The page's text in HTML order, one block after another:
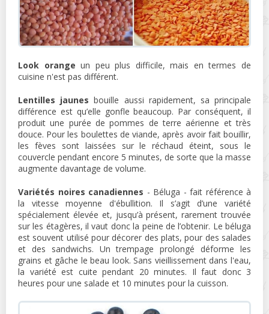
Look orange un peu plus difficile, mais en termes de
cuisine n'est pas différent.
Lentilles jaunes bouille aussi rapidement, sa principale
différence est qu’elle gonfle beaucoup. Par conséquent, il
produit une purée de pommes de terre aérienne et très
douce. Pour les boulettes de viande, après avoir fait bouillir,
les fèves sont laissées sur le réchaud éteint, sous le
couvercle pendant encore 5 minutes, de sorte que la masse
augmente davantage de volume.
Variétés noires canadiennes - Béluga - fait référence à
la vitesse moyenne d'ébullition. Il s’agit d’une variété
spécialement élevée et, jusqu’à présent, rarement trouvée
sur les étagères, il vaut donc la peine de l’obtenir. Le béluga
est souvent utilisé pour décorer des plats, pour des salades
et des sandwichs. Un trempage prolongé déforme les
grains et gâche le beau look. Sans vieillissement dans l'eau,
la variété est cuite pendant 20 minutes. Il faut donc 3
heures pour une salade et 10 minutes pour la cuisson.